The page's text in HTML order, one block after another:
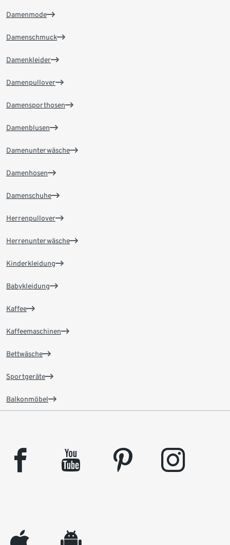
Damenmode
Damenschmuck
Damenkleider
Damenpullover
Damensporthosen
Damenblusen
Damenunterwäsche
Damenhosen
Damenschuhe
Herrenpullover
Herrenunterwäsche
Kinderkleidung
Babykleidung
Kaffee
Kaffeemaschinen
Bettwäsche
Sportgeräte
Balkonmöbel
facebook youtube pinterest instagram